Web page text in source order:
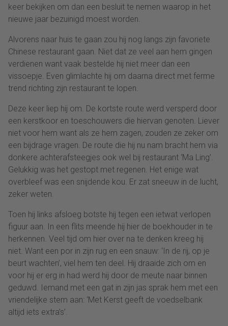
keer bekijken om dan een besluit te nemen waarop in het
nieuwe jaar bezuinigd moest worden.
Alvorens naar huis te gaan zou hij nog langs zijn favoriete
Chinese restaurant gaan. Niet dat ze veel aan hem gingen
verdienen want vaak bestelde hij niet meer dan een
vissoepje. Even glimlachte hij om daarna direct met ferme
trend richting zijn restaurant te lopen.
Deze keer liep hij om. De kortste route werd versperd door
een kerstkoor en toeschouwers die hiervan genoten. Liever
niet voor hem want als ze hem zagen, zouden ze zeker om
een bijdrage vragen. De route die hij nu nam bracht hem via
donkere achterafsteegjes ook wel bij restaurant ‘Ma Ling’.
Gelukkig was het gestopt met regenen. Het enige wat
overbleef was een snijdende kou. Er zat sneeuw in de lucht,
zeker weten.
Toen hij links afsloeg botste hij tegen een ietwat verlopen
figuur aan. In een flits meende hij hier de boekhouder in te
herkennen. Veel tijd om hier over na te denken kreeg hij
niet. Want een por in zijn rug en een snauw: ‘In de rij, op je
beurt wachten’, viel hem ten deel. Hij draaide zich om en
voor hij er erg in had werd hij door de meute naar binnen
geduwd. Iemand met een gat in zijn jas sprak hem met een
vriendelijke stem aan: ‘Met Kerst geeft de voedselbank
altijd iets extra’s’.